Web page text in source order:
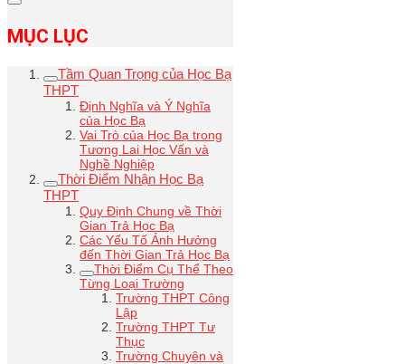
MỤC LỤC
Tầm Quan Trọng của Học Bạ
THPT
Định Nghĩa và Ý Nghĩa
của Học Bạ
Vai Trò của Học Bạ trong
Tương Lai Học Vấn và
Nghề Nghiệp
Thời Điểm Nhận Học Bạ
THPT
Quy Định Chung về Thời
Gian Trả Học Bạ
Các Yếu Tố Ảnh Hưởng
đến Thời Gian Trả Học Bạ
Thời Điểm Cụ Thể Theo
Từng Loại Trường
Trường THPT Công
Lập
Trường THPT Tư
Thục
Trường Chuyên và